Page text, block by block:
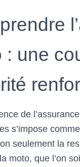
: une
de
s’impose
seulement la
moto, que l’on